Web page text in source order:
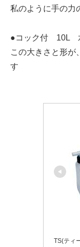
私のように手の力
●コック付 10L
この大きさと形が
す
TS(ティ